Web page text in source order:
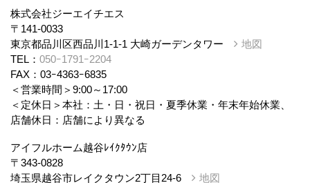
株式会社ジーエイチエス
〒141-0033
東京都品川区西品川1-1-1 大崎ガーデンタワー
地図
TEL： 050ｰ1791ｰ2204
FAX：03ｰ4363ｰ6835
＜営業時間＞9:00～17:00
＜定休日＞本社：土・日・祝日・夏季休業・年末年始休業、
店舗休日：店舗により異なる
アイフルホーム越谷ﾚｲｸﾀｳﾝ店
〒343-0828
埼玉県越谷市レイクタウン2丁目24-6
地図